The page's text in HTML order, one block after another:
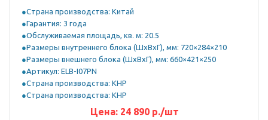
Страна производства: Китай
Гарантия: 3 года
Обслуживаемая площадь, кв. м: 20.5
Размеры внутреннего блока (ШхВхГ), мм: 720×284×210
Размеры внешнего блока (ШхВхГ), мм: 660×421×250
Артикул: ELB-I07PN
Страна производства: КНР
Страна производства: КНР
Цена: 24 890р./шт